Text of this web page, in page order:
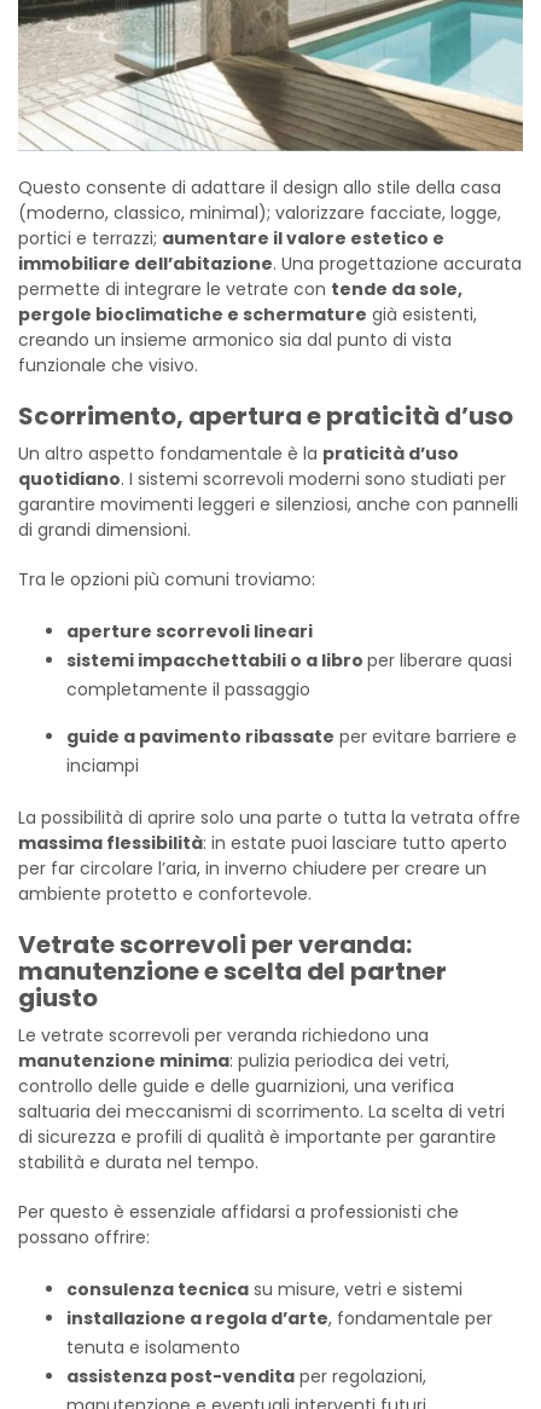
Questo consente di adattare il design allo stile della casa
(moderno, classico, minimal); valorizzare facciate, logge,
portici e terrazzi; aumentare il valore estetico e
immobiliare dell’abitazione. Una progettazione accurata
permette di integrare le vetrate con tende da sole,
pergole bioclimatiche e schermature già esistenti,
creando un insieme armonico sia dal punto di vista
funzionale che visivo.
Scorrimento, apertura e praticità d’uso
Un altro aspetto fondamentale è la praticità d’uso
quotidiano. I sistemi scorrevoli moderni sono studiati per
garantire movimenti leggeri e silenziosi, anche con pannelli
di grandi dimensioni.
Tra le opzioni più comuni troviamo:
aperture scorrevoli lineari
sistemi impacchettabili o a libro per liberare quasi
completamente il passaggio
guide a pavimento ribassate per evitare barriere e
inciampi
La possibilità di aprire solo una parte o tutta la vetrata offre
massima flessibilità: in estate puoi lasciare tutto aperto
per far circolare l’aria, in inverno chiudere per creare un
ambiente protetto e confortevole.
Vetrate scorrevoli per veranda:
manutenzione e scelta del partner
giusto
Le vetrate scorrevoli per veranda richiedono una
manutenzione minima: pulizia periodica dei vetri,
controllo delle guide e delle guarnizioni, una verifica
saltuaria dei meccanismi di scorrimento. La scelta di vetri
di sicurezza e profili di qualità è importante per garantire
stabilità e durata nel tempo.
Per questo è essenziale affidarsi a professionisti che
possano offrire:
consulenza tecnica su misure, vetri e sistemi
installazione a regola d’arte, fondamentale per
tenuta e isolamento
assistenza post-vendita per regolazioni,